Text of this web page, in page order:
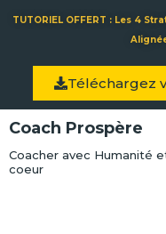
TUTORIEL OFFERT : Les 4
Téléchargez
Coach Prospère
Coacher avec Humanité
coeur